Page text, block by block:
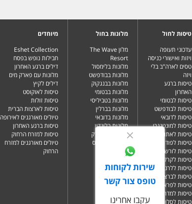
שירות לקוחות
טופס צור קשר
עקבו אחרינו
טיסות לחול
עדכוני תעופה
ויזות ואישורי כניסה
טסים לארה"ב בלי
ויזה
טיסות ברגע
האחרון
טיסות לבטומי
טיסות לבודפשט
טיסות לדובאי
טיסות למונטנגרו
טיסות לאתונה
טיסות לפודגוריצה
טיסות לורשה
טיסות לקרקוב
טיסות ללרנקה
טיסות לברצלונה
טיסות לפראג
טיסות למדריד
טיסות לסלוניקי
מלונות בחול
מלון The Wave
Resort
מלונות בלימסול
מלונות בבודפשט
מלונות בבנגקוק
מלונות בבטומי
מלונות בטביליסי
מלונות בברלין
מלונות בדובאי
מלונות בלונדון
מלונות בניו יורק
מלונות בפאפוס
מיוחדים
Eshet Collection
חבילות נופש בפסח
דילים ברגע האחרון
מלונות עם פארק מים
דילים לקיץ
טיסות לאוקוסט
טיסות זולות
טיסות לארצות הברית
טיולים מאורגנים לאירופה
טיסות ברגע האחרון
טיסות למזרח הרחוק
טיולים מאורגנים למזרח
הרחוק